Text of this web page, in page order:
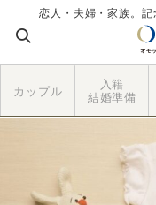
恋人・夫婦・家族。記
カップル
入籍
結婚準備